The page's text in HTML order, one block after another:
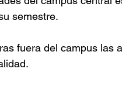
semestre.
fuera del campus las